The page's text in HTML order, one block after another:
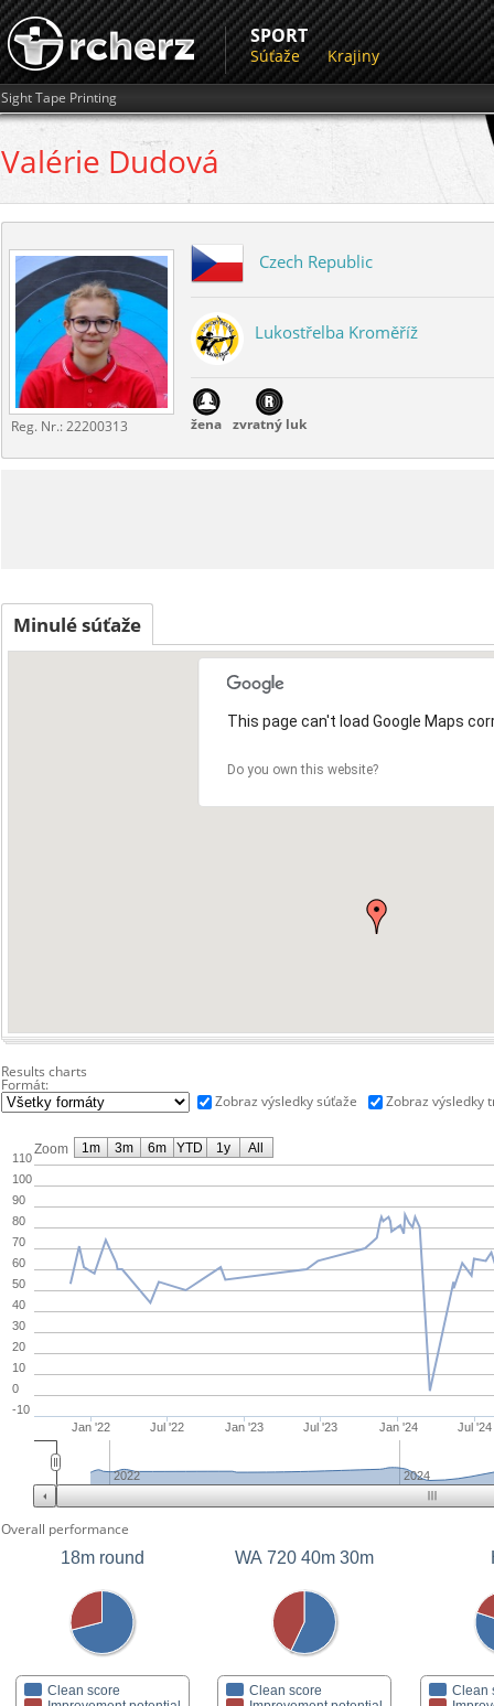
SPORT
Súťaže Krajiny
Sight Tape Printing
Valérie Dudová
Reg. Nr.:22200313
Czech Republic
Lukostřelba Kroměříž
žena zvratný luk
Minulé súťaže
This page can't load Google Maps
Do you own this website?
Results charts
Formát:
Zobraz výsledky súťaže
Zobraz výsledky
Zoom
Jan '22 Jul '22 Jan '23 Jul '23 Jan '24 Jul '24
0
10
20
30
40
50
60
70
80
90
100
110
-10
2022 2024
1m 3m 6m YTD 1y All
Overall performance
18m round
Clean score
WA 720 40m 30m
Clean score
Clean